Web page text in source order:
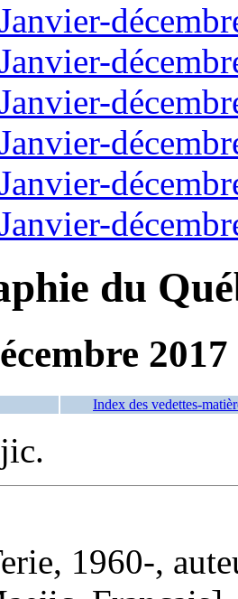
du
2017
Index des vedettes-
1960-,